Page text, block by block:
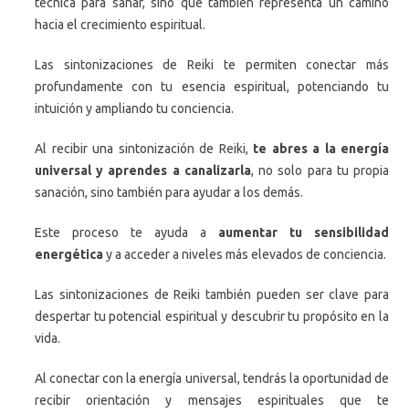
hacia el crecimiento espiritual.
Las sintonizaciones de Reiki te permiten conectar más
profundamente con tu esencia espiritual, potenciando tu
intuición y ampliando tu conciencia.
Al recibir una sintonización de Reiki, te abres a la energía
universal y aprendes a canalizarla, no solo para tu propia
sanación, sino también para ayudar a los demás.
Este proceso te ayuda a aumentar tu sensibilidad
energéticay a acceder a niveles más elevados de conciencia.
Las sintonizaciones de Reiki también pueden ser clave para
despertar tu potencial espiritual y descubrir tu propósito en la
vida.
Al conectar con la energía universal, tendrás la oportunidad de
recibir orientación y mensajes espirituales que te